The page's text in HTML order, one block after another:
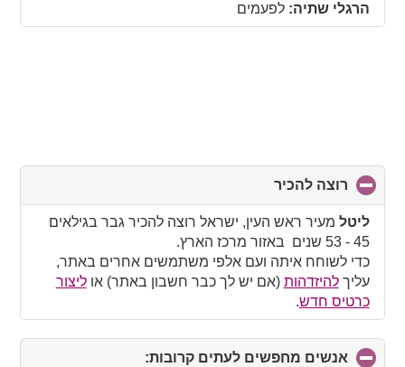
הרגלי שתיה: לפעמים
רוצה להכיר
to
collapse
contents
ליטל מעיר ראש העין, ישראל רוצה להכיר גבר בגילאים
45 - 53 שנים באזור מרכז הארץ.
כדי לשוחח איתה ועם אלפי משתמשים אחרים באתר,
עליךלהיזדהות (אם יש לך כבר חשבון באתר) אוליצור
כרטיס חדש.
אנשים מחפשים לעתים קרובות: